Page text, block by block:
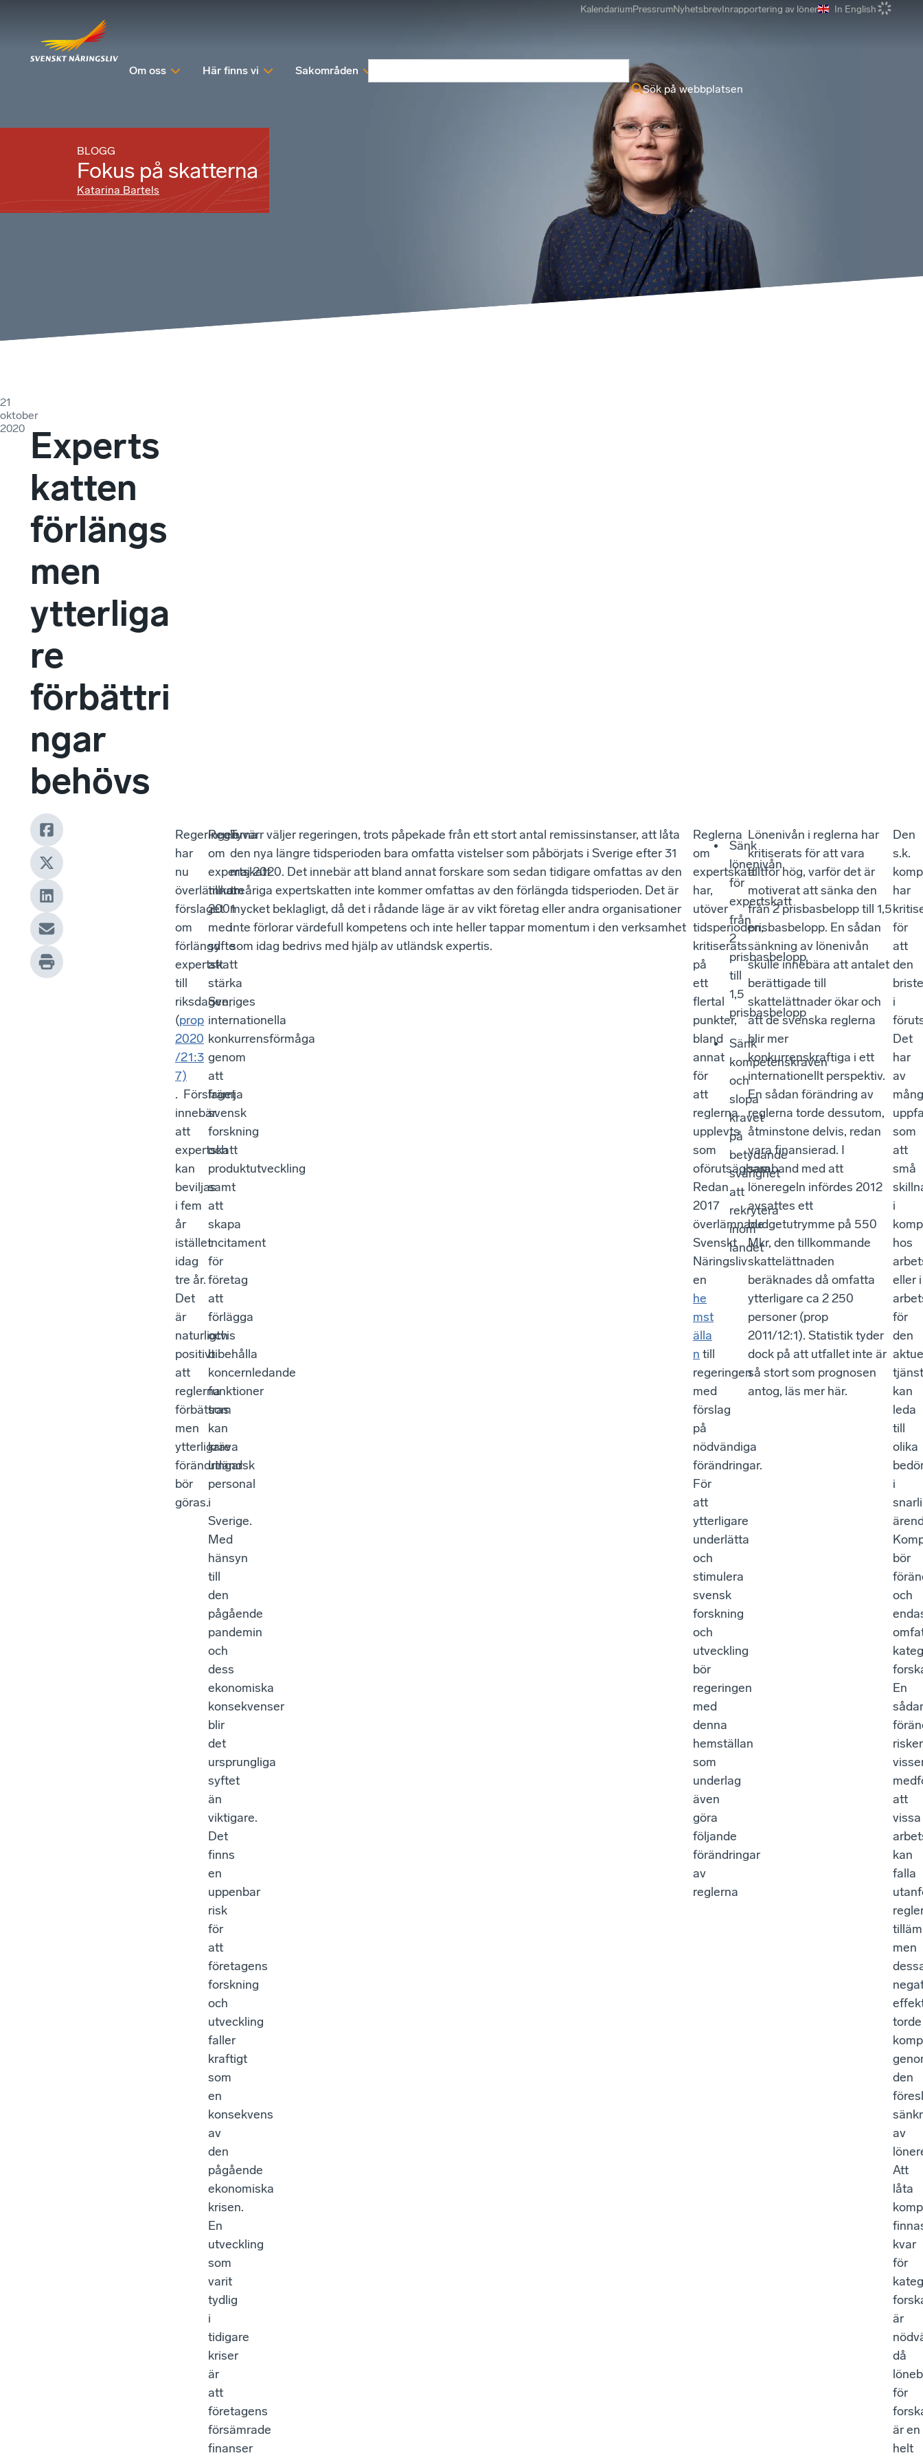
KalendariumPressrumNyhetsbrevInrapportering av löner In English
Om oss Här finns vi Sakområden
Sök på webbplatsen
BLOGG
Fokus på skatterna
Katarina Bartels
21
oktober
2020 Experts
katten
förlängs
men
ytterliga
re
förbättri
ngar
behövs
Regeringen
har
nu
överlämnat
förslaget
om
förlängd
expertskatt
till
riksdagen,
(prop
2020
/21:3
7)
. Förslaget
innebär
att
expertskatt
kan
beviljas
i fem
år
istället
idag
tre år.
Det
är
naturligtvis
positivt
att
reglerna
förbättras
men
ytterligare
förändringar
bör
göras.
Reglerna
om
expertskatt
tillkom
2001
med
syfte
att
stärka
Sveriges
internationella
konkurrensförmåga
genom
att
främja
svensk
forskning
och
produktutveckling
samt
att
skapa
incitament
för
företag
att
förlägga
och
bibehålla
koncernledande
funktioner
som
kan
kräva
utländsk
personal
i
Sverige.
Med
hänsyn
till
den
pågående
pandemin
och
dess
ekonomiska
konsekvenser
blir
det
ursprungliga
syftet
än
viktigare.
Det
finns
en
uppenbar
risk
för
att
företagens
forskning
och
utveckling
faller
kraftigt
som
en
konsekvens
av
den
pågående
ekonomiska
krisen.
En
utveckling
som
varit
tydlig
i
tidigare
kriser
är
att
företagens
försämrade
finanser
Tyvärr väljer regeringen, trots påpekade från ett stort antal remissinstanser, att låta
den nya längre tidsperioden bara omfatta vistelser som påbörjats i Sverige efter 31
maj 2020. Det innebär att bland annat forskare som sedan tidigare omfattas av den
treåriga expertskatten inte kommer omfattas av den förlängda tidsperioden. Det är
mycket beklagligt, då det i rådande läge är av vikt företag eller andra organisationer
inte förlorar värdefull kompetens och inte heller tappar momentum i den verksamhet
som idag bedrivs med hjälp av utländsk expertis.
Reglerna
om
expertskatt
har,
utöver
tidsperioden,
kritiserats
på
ett
flertal
punkter,
bland
annat
för
att
reglerna
upplevts
som
oförutsägbara.
Redan
2017
överlämnade
Svenskt
Näringsliv
en
he
mst
älla
n till
regeringen
med
förslag
på
nödvändiga
förändringar.
För
att
ytterligare
underlätta
och
stimulera
svensk
forskning
och
utveckling
bör
regeringen
med
denna
hemställan
som
underlag
även
göra
följande
förändringar
av
reglerna
Sänk
lönenivån
för
expertskatt
från
2
prisbasbelopp
till
1,5
prisbasbelopp
Sänk
kompetenskraven
och
slopa
kravet
på
betydande
svårighet
att
rekrytera
inom
landet
Lönenivån i reglerna har
kritiserats för att vara
alltför hög, varför det är
motiverat att sänka den
från 2 prisbasbelopp till 1,5
prisbasbelopp. En sådan
sänkning av lönenivån
skulle innebära att antalet
berättigade till
skattelättnader ökar och
att de svenska reglerna
blir mer
konkurrenskraftiga i ett
internationellt perspektiv.
En sådan förändring av
reglerna torde dessutom,
åtminstone delvis, redan
vara finansierad. I
samband med att
löneregeln infördes 2012
avsattes ett
budgetutrymme på 550
Mkr, den tillkommande
skattelättnaden
beräknades då omfatta
ytterligare ca 2 250
personer (prop
2011/12:1). Statistik tyder
dock på att utfallet inte är
så stort som prognosen
antog, läs mer här.
Den
s.k.
har
för
att
den
i
Det
har
av
som
att
små
i
hos
eller i
för
den
kan
leda
till
olika
i
bör
och
En
att
vissa
kan
falla
men
torde
den
av
Att
låta
kvar
för
är
då
för
är en
helt